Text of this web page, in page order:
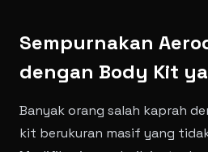
Sempurnakan
dengan Body Kit
Banyak orang salah kaprah
kit berukuran masif yang